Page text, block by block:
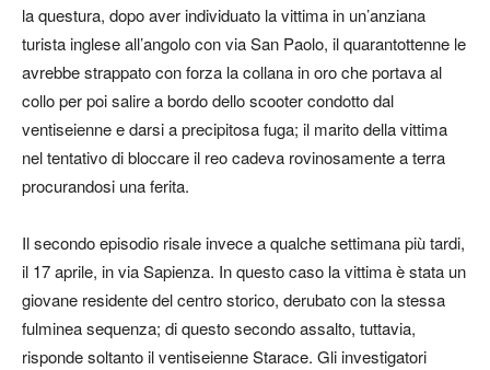
la questura, dopo aver individuato la vittima in un’anziana
turista inglese all’angolo con via San Paolo, il quarantottenne le
avrebbe strappato con forza la collana in oro che portava al
collo per poi salire a bordo dello scooter condotto dal
ventiseienne e darsi a precipitosa fuga; il marito della vittima
nel tentativo di bloccare il reo cadeva rovinosamente a terra
procurandosi una ferita.
Il secondo episodio risale invece a qualche settimana più tardi,
il 17 aprile, in via Sapienza. In questo caso la vittima è stata un
giovane residente del centro storico, derubato con la stessa
fulminea sequenza; di questo secondo assalto, tuttavia,
risponde soltanto il ventiseienne Starace. Gli investigatori